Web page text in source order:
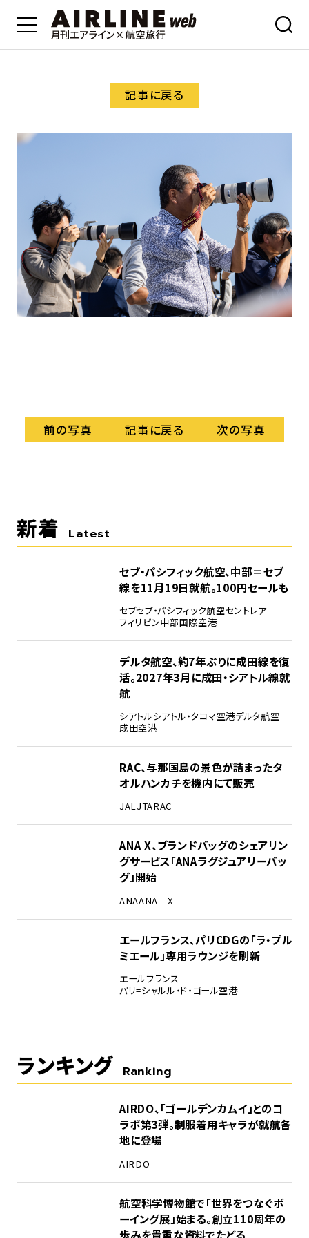
記事に戻る
前の写真 記事に戻る 次の写真
新着 Latest
セブ・パシフィック航空、中部＝セブ
線を11月19日就航。100円セールも
セブセブ・パシフィック航空セントレア
フィリピン中部国際空港
デルタ航空、約7年ぶりに成田線を復
活。2027年3月に成田・シアトル線就
航
シアトルシアトル・タコマ空港デルタ航空
成田空港
RAC、与那国島の景色が詰まったタ
オルハンカチを機内にて販売
JALJTARAC
ANA X、ブランドバッグのシェアリン
グサービス「ANAラグジュアリーバッ
グ」開始
ANAANA X
エールフランス、パリCDGの「ラ・プル
ミエール」専用ラウンジを刷新
エールフランス
パリ=シャルル・ド・ゴール空港
ランキング Ranking
AIRDO、「ゴールデンカムイ」とのコ
ラボ第3弾。制服着用キャラが就航各
地に登場
AIRDO
航空科学博物館で「世界をつなぐボ
ーイング展」始まる。創立110周年の
歩みを貴重な資料でたどる